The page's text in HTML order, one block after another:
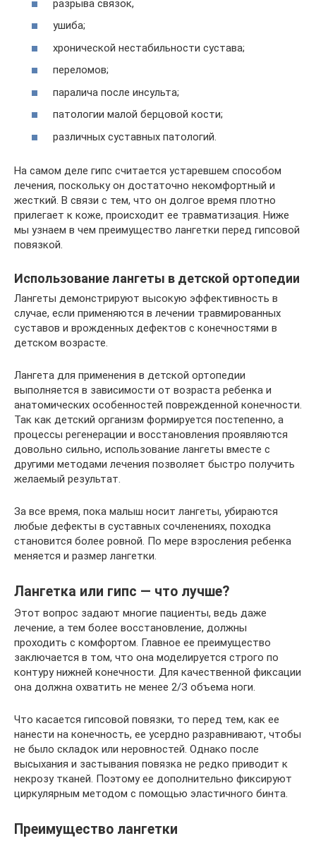
разрыва связок,
ушиба;
хронической нестабильности сустава;
переломов;
паралича после инсульта;
патологии малой берцовой кости;
различных суставных патологий.
На самом деле гипс считается устаревшем способом
лечения, поскольку он достаточно некомфортный и
жесткий. В связи с тем, что он долгое время плотно
прилегает к коже, происходит ее травматизация. Ниже
мы узнаем в чем преимущество лангетки перед гипсовой
повязкой.
Использование лангеты в детской ортопедии
Лангеты демонстрируют высокую эффективность в
случае, если применяются в лечении травмированных
суставов и врожденных дефектов с конечностями в
детском возрасте.
Лангета для применения в детской ортопедии
выполняется в зависимости от возраста ребенка и
анатомических особенностей поврежденной конечности.
Так как детский организм формируется постепенно, а
процессы регенерации и восстановления проявляются
довольно сильно, использование лангеты вместе с
другими методами лечения позволяет быстро получить
желаемый результат.
За все время, пока малыш носит лангеты, убираются
любые дефекты в суставных сочленениях, походка
становится более ровной. По мере взросления ребенка
меняется и размер лангетки.
Лангетка или гипс — что лучше?
Этот вопрос задают многие пациенты, ведь даже
лечение, а тем более восстановление, должны
проходить с комфортом. Главное ее преимущество
заключается в том, что она моделируется строго по
контуру нижней конечности. Для качественной фиксации
она должна охватить не менее 2/З объема ноги.
Что касается гипсовой повязки, то перед тем, как ее
нанести на конечность, ее усердно разравнивают, чтобы
не было складок или неровностей. Однако после
высыхания и застывания повязка не редко приводит к
некрозу тканей. Поэтому ее дополнительно фиксируют
циркулярным методом с помощью эластичного бинта.
Преимущество лангетки